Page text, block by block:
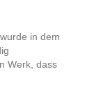
in dem
Werk, dass